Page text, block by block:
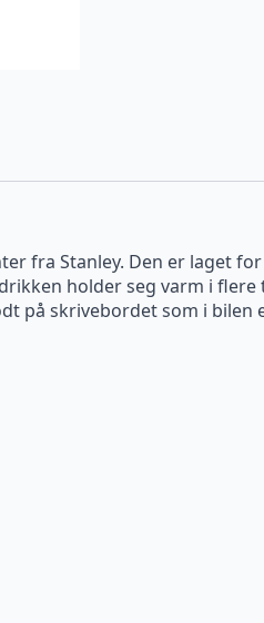
fra Stanley. Den er laget
holder seg varm i
på skrivebordet som i bilen